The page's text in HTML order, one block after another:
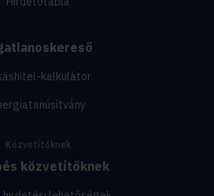
kalkulátor
Közvetítőknek
közvetítőknek